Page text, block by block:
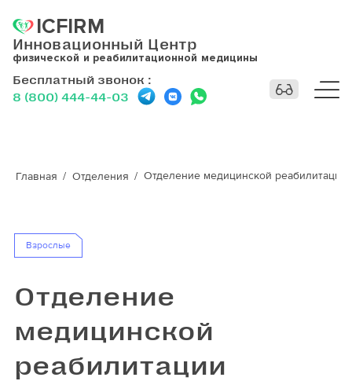
ICFIRM
Инновационный Центр
физической и реабилитационной медицины
Бесплатный звонок :
8 (800) 444-44-03
Главная Отделения Отделение медицинской
Взрослые
Отделение
медицинской
реабилитации